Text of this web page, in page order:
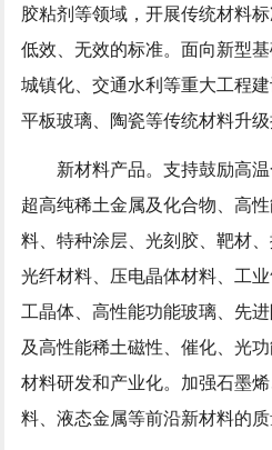
胶粘剂等领域，开展传统材料
低效、无效的标准。面向新型
城镇化、交通水利等重大工程
平板玻璃、陶瓷等传统材料升级
新材料产品。支持鼓励高
超高纯稀土金属及化合物、高
料、特种涂层、光刻胶、靶材
光纤材料、压电晶体材料、工
工晶体、高性能功能玻璃、先
及高性能稀土磁性、催化、光
材料研发和产业化。加强石墨
料、液态金属等前沿新材料的质